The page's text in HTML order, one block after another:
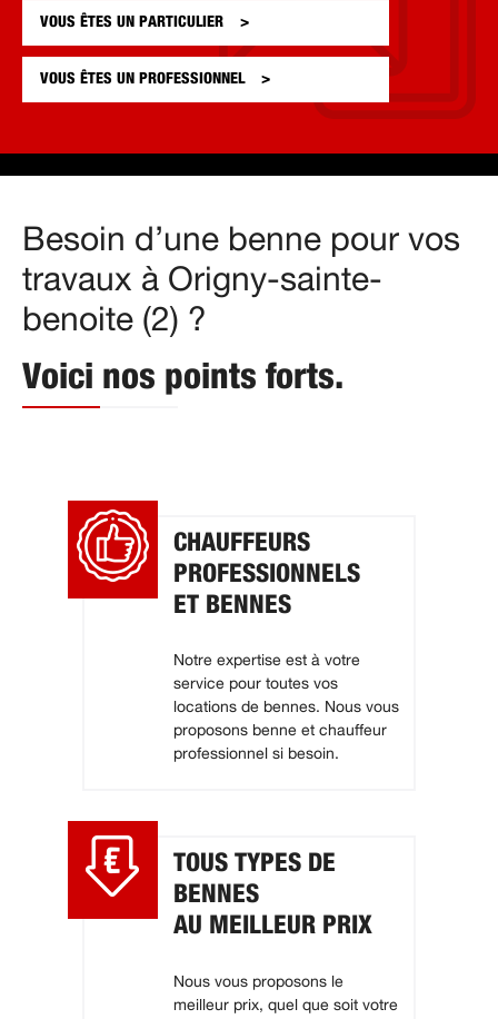
VOUS ÊTES UN PARTICULIER
VOUS ÊTES UN PROFESSIONNEL
Besoin d’une benne pour vos
travaux à Origny-sainte-
benoite (2) ?
Voici nos points forts.
CHAUFFEURS
PROFESSIONNELS
ET BENNES
Notre expertise est à votre
service pour toutes vos
locations de bennes. Nous vous
proposons benne et chauffeur
professionnel si besoin.
TOUS TYPES DE
BENNES
AU MEILLEUR PRIX
Nous vous proposons le
meilleur prix, quel que soit votre